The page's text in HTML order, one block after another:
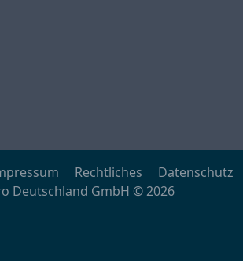
Rechtliches
Datenschutz
Deutschland GmbH © 2026